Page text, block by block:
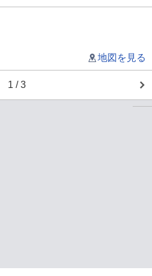
地図を見る
1 / 3